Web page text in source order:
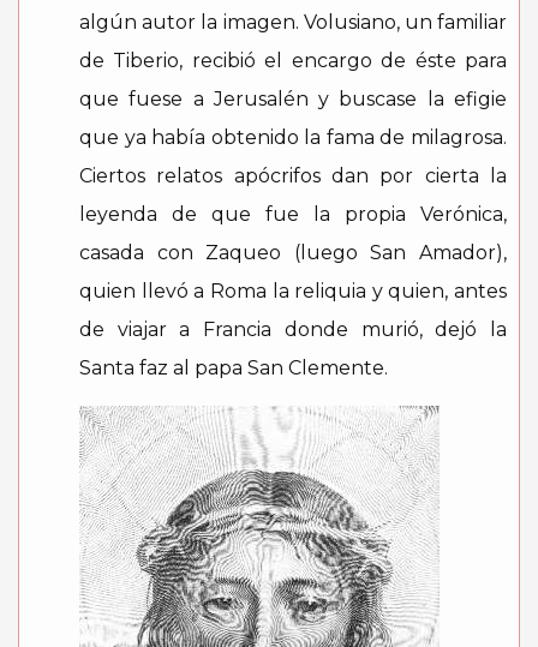
algún autor la imagen. Volusiano, un familiar
de Tiberio, recibió el encargo de éste para
que fuese a Jerusalén y buscase la efigie
que ya había obtenido la fama de milagrosa.
Ciertos relatos apócrifos dan por cierta la
leyenda de que fue la propia Verónica,
casada con Zaqueo (luego San Amador),
quien llevó a Roma la reliquia y quien, antes
de viajar a Francia donde murió, dejó la
Santa faz al papa San Clemente.